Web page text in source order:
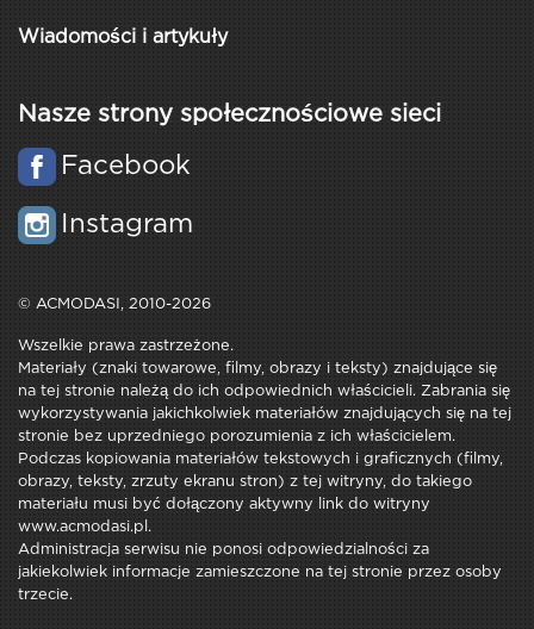
Wiadomości i artykuły
Nasze strony społecznościowe sieci
Facebook
Instagram
© ACMODASI, 2010-2026
Wszelkie prawa zastrzeżone.
Materiały (znaki towarowe, filmy, obrazy i teksty) znajdujące się
na tej stronie należą do ich odpowiednich właścicieli. Zabrania się
wykorzystywania jakichkolwiek materiałów znajdujących się na tej
stronie bez uprzedniego porozumienia z ich właścicielem.
Podczas kopiowania materiałów tekstowych i graficznych (filmy,
obrazy, teksty, zrzuty ekranu stron) z tej witryny, do takiego
materiału musi być dołączony aktywny link do witryny
www.acmodasi.pl.
Administracja serwisu nie ponosi odpowiedzialności za
jakiekolwiek informacje zamieszczone na tej stronie przez osoby
trzecie.